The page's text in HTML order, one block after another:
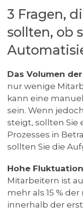
3 Fragen,
sollten, ob
Das Volumen
nur wenige
kann eine
sein. Wenn
steigt, sollten Sie
Prozesses in
sollten Sie die
Hohe
Mitarbeitern ist
mehr als 15 %
innerhalb der